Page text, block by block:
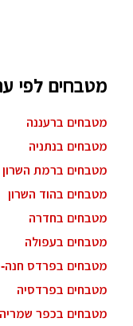
מטבחים לפי
מטבחים ברעננה
מטבחים בנתניה
מטבחים ברמת השרון
מטבחים בהוד השרון
מטבחים בחדרה
מטבחים בעפולה
מטבחים בפרדס חנה-
מטבחים בפרדסיה
מטבחים בכפר